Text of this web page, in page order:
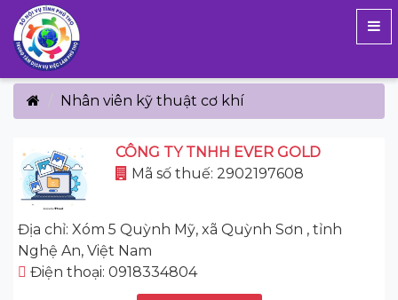
Nhân viên kỹ thuật cơ khí
CÔNG TY TNHH EVER GOLD
Mã số thuế: 2902197608
Địa chỉ: Xóm 5 Quỳnh Mỹ, xã Quỳnh Sơn , tỉnh
Nghệ An, Việt Nam
Điện thoại: 0918334804